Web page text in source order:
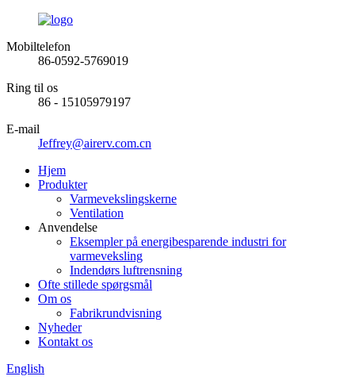
Mobiltelefon
86-0592-5769019
Ring til os
86 - 15105979197
E-mail
Jeffrey@airerv.com.cn
Hjem
Produkter
Varmevekslingskerne
Ventilation
Anvendelse
Eksempler på energibesparende industri for
varmeveksling
Indendørs luftrensning
Ofte stillede spørgsmål
Om os
Fabrikrundvisning
Nyheder
Kontakt os
English